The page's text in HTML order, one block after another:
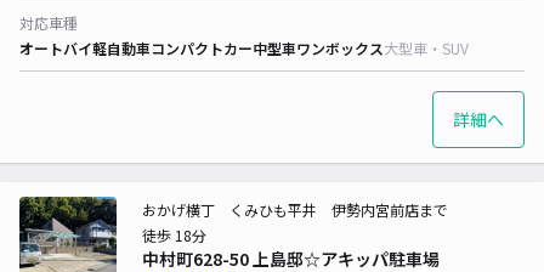
対応車種
オートバイ軽自動車コンパクトカー中型車ワンボックス大型車・SUV
詳細へ
中村町628-50 上島邸☆アキッパ駐車場
おかげ横丁 くみひも平井 伊勢内宮前店まで
徒歩 18分